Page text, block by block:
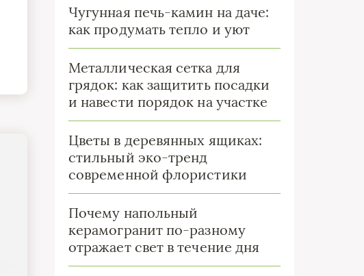
Чугунная печь-камин на даче:
как продумать тепло и уют
Металлическая сетка для
грядок: как защитить посадки
и навести порядок на участке
Цветы в деревянных ящиках:
стильный эко-тренд
современной флористики
Почему напольный
керамогранит по-разному
отражает свет в течение дня